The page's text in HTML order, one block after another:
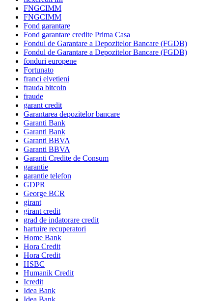
FNGCIMM
FNGCIMM
Fond garantare
Fond garantare credite Prima Casa
Fondul de Garantare a Depozitelor Bancare (FGDB)
Fondul de Garantare a Depozitelor Bancare (FGDB)
fonduri europene
Fortunato
franci elvetieni
frauda bitcoin
fraude
garant credit
Garantarea depozitelor bancare
Garanti Bank
Garanti Bank
Garanti BBVA
Garanti BBVA
Garanti Credite de Consum
garantie
garantie telefon
GDPR
George BCR
girant
girant credit
grad de indatorare credit
hartuire recuperatori
Home Bank
Hora Credit
Hora Credit
HSBC
Humanik Credit
Icredit
Idea Bank
Idea Bank